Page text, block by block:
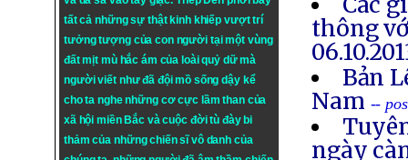
tất cả những sự thật kinh khiếp vượt trí
tưởng tượng của con người tại một vùng
đất mịt mù hắc ám của loài quỷ dữ mà
người viết như đã đội mồ sống dậy kể
cho ta nghe những cơ cực lầm than của
xã hội miền Bắc và cuộc đời tù đày bi
thảm của những chiến sĩ vô danh của
thông
Bản
Nam --
ngày